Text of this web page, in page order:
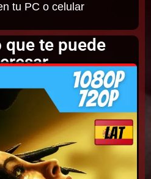
tu PC o celular
que te puede